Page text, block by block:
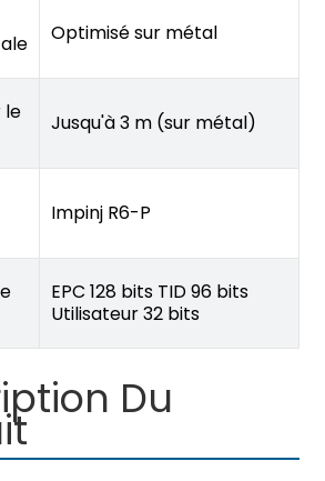
Optimisé sur métal
le
Jusqu'à 3 m (sur métal)
Impinj R6-P
EPC 128 bits TID 96 bits
Utilisateur 32 bits
Du